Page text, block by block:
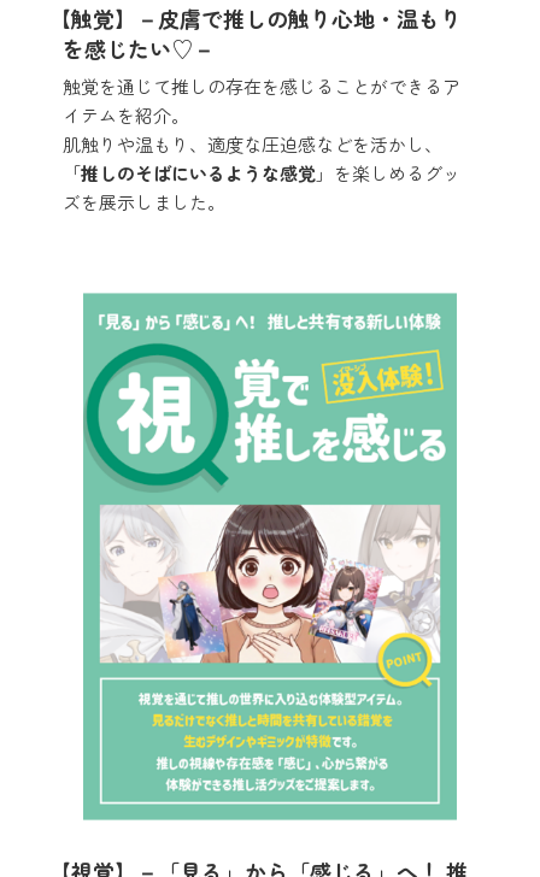
【触覚】－皮膚で推しの触り心地・温もり
を感じたい♡－
触覚を通じて推しの存在を感じることができるア
イテムを紹介。
肌触りや温もり、適度な圧迫感などを活かし、
「推しのそばにいるような感覚」を楽しめるグッ
ズを展示しました。